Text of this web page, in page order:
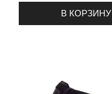
В КОРЗИНУ